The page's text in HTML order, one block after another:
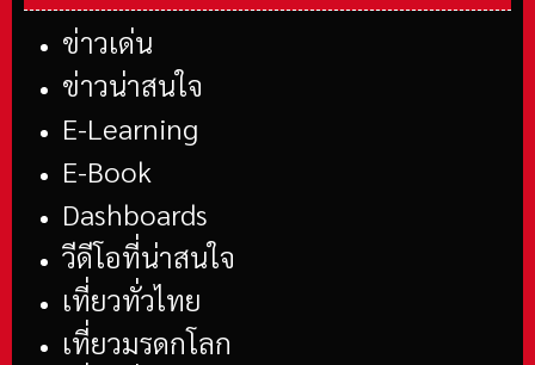
ข่าวเด่น
ข่าวน่าสนใจ
E-Learning
E-Book
Dashboards
วีดีโอที่น่าสนใจ
เที่ยวทั่วไทย
เที่ยวมรดกโลก